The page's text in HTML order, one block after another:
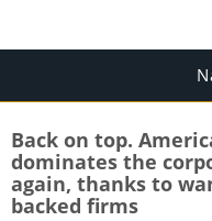
Back on top.
dominates the
again, thanks to
backed firms